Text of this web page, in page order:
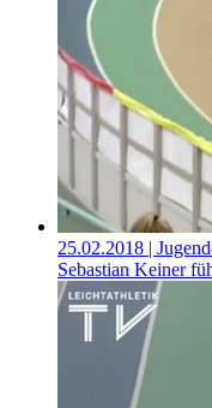
25.02.2018 |
Sebastian Keiner